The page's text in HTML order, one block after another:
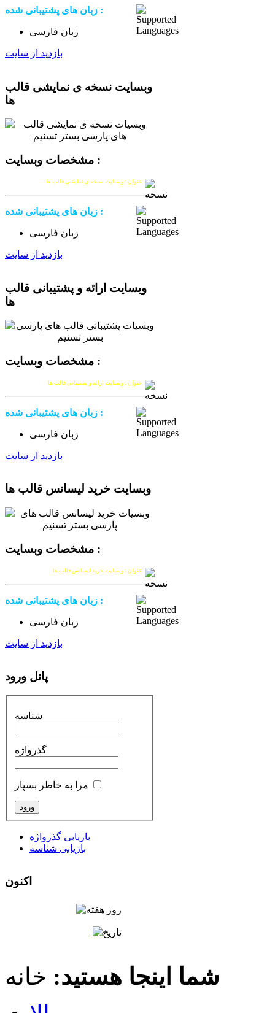
زبان های پشتیبانی شده :
زبان فارسی
بازدید از سایت
وبسایت نسخه ی نمایشی قالب
ها
مشخصات وبسایت :
عنوان : وبسایت نسخه ی نمایشی قالب ها
زبان های پشتیبانی شده :
زبان فارسی
بازدید از سایت
وبسایت ارائه و پشتیبانی قالب
ها
مشخصات وبسایت :
عنوان : وبسایت ارائه و پشتیبانی قالب ها
زبان های پشتیبانی شده :
زبان فارسی
بازدید از سایت
وبسایت خرید لیسانس قالب ها
مشخصات وبسایت :
عنوان : وبسایت خرید لیسانس قالب ها
زبان های پشتیبانی شده :
زبان فارسی
بازدید از سایت
پانل ورود
شناسه
گذرواژه
مرا به خاطر بسپار
بازیابی گذرواژه
بازیابی شناسه
اکنون
شما اینجا هستید: خانه